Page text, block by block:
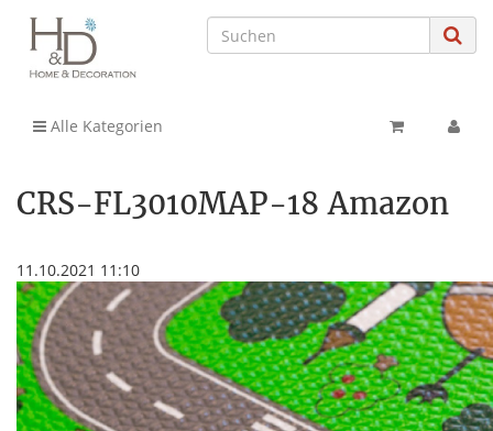
Alle Kategorien
CRS-FL3010MAP-18 Amazon
11.10.2021 11:10